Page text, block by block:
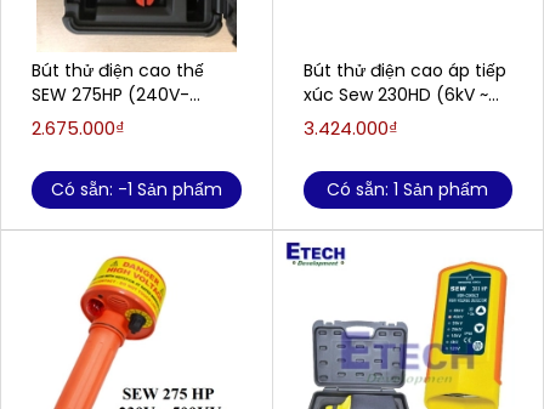
Bút thử điện cao thế
SEW 275HP (240V-
275kV, loại không tiếp
2.675.000₫
Có sẵn: -1 Sản phẩm
Bút thử điện cao áp tiếp
xúc Sew 230HD (6kV ~
36.5kV)
3.424.000₫
Có sẵn: 1 Sản phẩm